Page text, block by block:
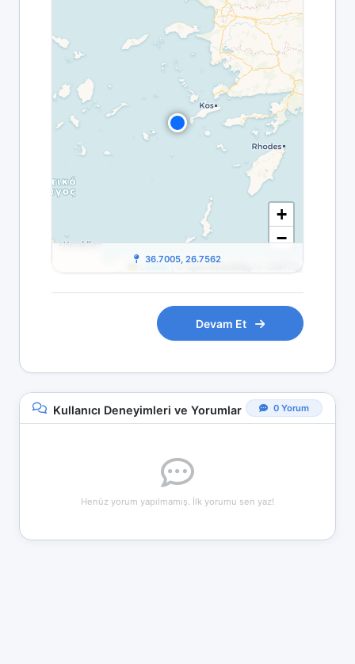
+
−
Leaflet|© OpenStreetMap © CARTO
36.7005, 26.7562
Devam Et
Kullanıcı Deneyimleri ve Yorumlar 0 Yorum
Henüz yorum yapılmamış. İlk yorumu sen yaz!